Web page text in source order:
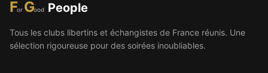
For Good People
Tous les clubs libertins et échangistes de France réunis. Une
sélection rigoureuse pour des soirées inoubliables.